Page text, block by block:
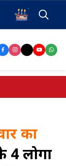
का
4 लोगों